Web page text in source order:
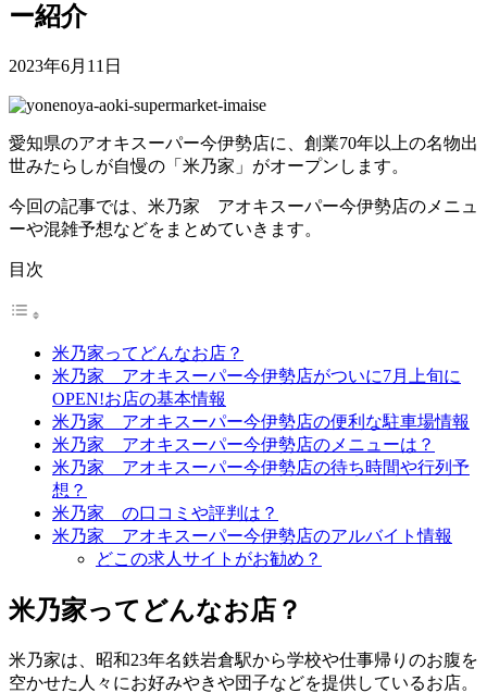
ー紹介
2023年6月11日
愛知県のアオキスーパー今伊勢店に、創業70年以上の名物出
世みたらしが自慢の「米乃家」がオープンします。
今回の記事では、米乃家 アオキスーパー今伊勢店のメニュ
ーや混雑予想などをまとめていきます。
目次
米乃家ってどんなお店？
米乃家 アオキスーパー今伊勢店が​​ついに7月上旬に
OPEN!お店の基本情報
米乃家 アオキスーパー今伊勢店の便利な駐車場情報
米乃家 アオキスーパー今伊勢店のメニューは？
米乃家 アオキスーパー今伊勢店の待ち時間や行列予
想？
米乃家 の口コミや評判は？
米乃家 アオキスーパー今伊勢店のアルバイト情報
どこの求人サイトがお勧め？
米乃家ってどんなお店？
米乃家は、昭和23年名鉄岩倉駅から学校や仕事帰りのお腹を
空かせた人々にお好みやきや団子などを提供しているお店。